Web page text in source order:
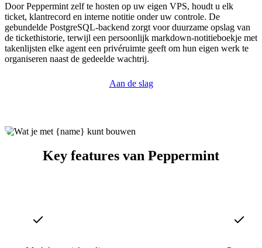
Door Peppermint zelf te hosten op uw eigen VPS, houdt u elk
ticket, klantrecord en interne notitie onder uw controle. De
gebundelde PostgreSQL-backend zorgt voor duurzame opslag van
de tickethistorie, terwijl een persoonlijk markdown-notitieboekje met
takenlijsten elke agent een privéruimte geeft om hun eigen werk te
organiseren naast de gedeelde wachtrij.
Aan de slag
Key features van Peppermint